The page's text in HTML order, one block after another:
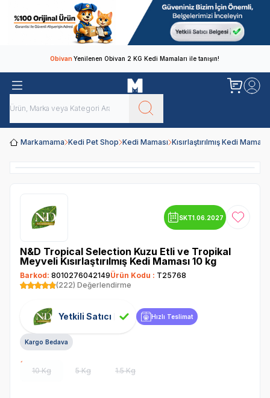
ObivanYenilenen Obivan 2 KG Kedi Mamaları ile tanışın!
Markamama Kedi Pet Shop Kedi Maması Kısırlaştırılmış Kedi Maması
SKT1.06.2027 Favoriye
N&D Tropical Selection Kuzu Etli ve Tropikal
Meyveli Kısırlaştırılmış Kedi Maması 10 kg
Barkod: 8010276042149Ürün Kodu : T25768
(222) Değerlendirme
Yetkili Satıcı Hızlı Teslimat
Kargo Bedava
10 Kg 5 Kg 1.5 Kg